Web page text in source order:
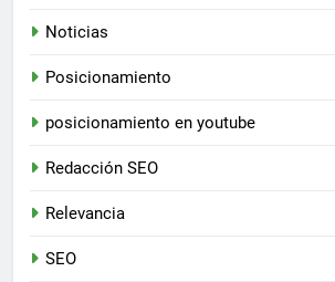
Noticias
Posicionamiento
posicionamiento en youtube
Redacción SEO
Relevancia
SEO